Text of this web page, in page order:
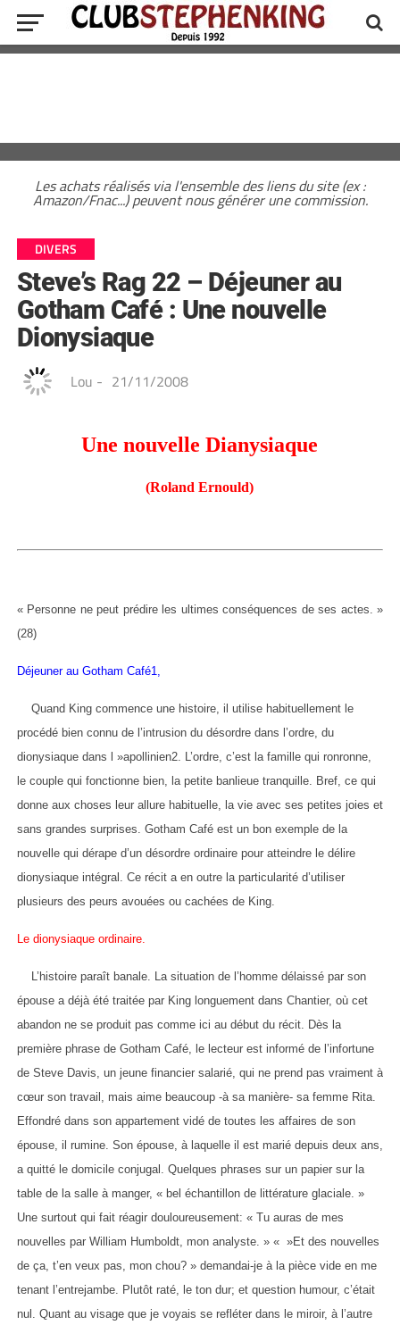
Les achats réalisés via l'ensemble des liens du site (ex :
Amazon/Fnac...) peuvent nous générer une commission.
DIVERS
Steve’s Rag 22 – Déjeuner au
Gotham Café : Une nouvelle
Dionysiaque
Lou - 21/11/2008
Une nouvelle Dianysiaque
(Roland Ernould)
« Personne ne peut prédire les ultimes conséquences de ses actes. »
(28)
Déjeuner au Gotham Café1,
Quand King commence une histoire, il utilise habituellement le
procédé bien connu de l’intrusion du désordre dans l’ordre, du
dionysiaque dans l »apollinien2. L’ordre, c’est la famille qui ronronne,
le couple qui fonctionne bien, la petite banlieue tranquille. Bref, ce qui
donne aux choses leur allure habituelle, la vie avec ses petites joies et
sans grandes surprises. Gotham Café est un bon exemple de la
nouvelle qui dérape d’un désordre ordinaire pour atteindre le délire
dionysiaque intégral. Ce récit a en outre la particularité d’utiliser
plusieurs des peurs avouées ou cachées de King.
Le dionysiaque ordinaire.
L’histoire paraît banale. La situation de l’homme délaissé par son
épouse a déjà été traitée par King longuement dans Chantier, où cet
abandon ne se produit pas comme ici au début du récit. Dès la
première phrase de Gotham Café, le lecteur est informé de l’infortune
de Steve Davis, un jeune financier salarié, qui ne prend pas vraiment à
cœur son travail, mais aime beaucoup -à sa manière- sa femme Rita.
Effondré dans son appartement vidé de toutes les affaires de son
épouse, il rumine. Son épouse, à laquelle il est marié depuis deux ans,
a quitté le domicile conjugal. Quelques phrases sur un papier sur la
table de la salle à manger, « bel échantillon de littérature glaciale. »
Une surtout qui fait réagir douloureusement: « Tu auras de mes
nouvelles par William Humboldt, mon analyste. » « »Et des nouvelles
de ça, t’en veux pas, mon chou? » demandai-je à la pièce vide en me
tenant l’entrejambe. Plutôt raté, le ton dur; et question humour, c’était
nul. Quant au visage que je voyais se refléter dans le miroir, à l’autre